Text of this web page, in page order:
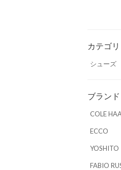
カテゴリ
シューズ
ブランド
COLE
ECCO
YOSHITO
FABIO